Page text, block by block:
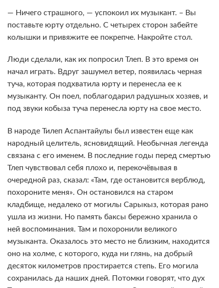
— Ничего страшного, — успокоил их музыкант. – Вы
поставьте юрту отдельно. С четырех сторон забейте
колышки и привяжите ее покрепче. Накройте стол.
Люди сделали, как их попросил Тлеп. В это время он
начал играть. Вдруг зашумел ветер, появилась черная
туча, которая подхватила юрту и перенесла ее к
музыканту. Он поел, поблагодарил радушных хозяев, и
под звуки кобыза туча перенесла юрту на свое место.
В народе Тилеп Аспантайулы был известен еще как
народный целитель, ясновидящий. Необычная легенда
связана с его именем. В последние годы перед смертью
Тлеп чувствовал себя плохо и, перекочёвывая в
очередной раз, сказал: «Там, где остановится верблюд,
похороните меня». Он остановился на старом
кладбище, недалеко от могилы Сарыкыз, которая рано
ушла из жизни. Но память баксы бережно хранила о
ней воспоминания. Там и похоронили великого
музыканта. Оказалось это место не близким, находится
оно на холме, с которого, куда ни глянь, на добрый
десяток километров простирается степь. Его могила
сохранилась да наших дней. Потомки говорят, что дух